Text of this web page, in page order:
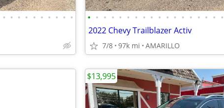
• • • • • • • • • • • • • • • • • • • • • • • • • • • •
2022 Chevy Trailblazer Activ
7/8 97k mi AMARILLO
$13,995